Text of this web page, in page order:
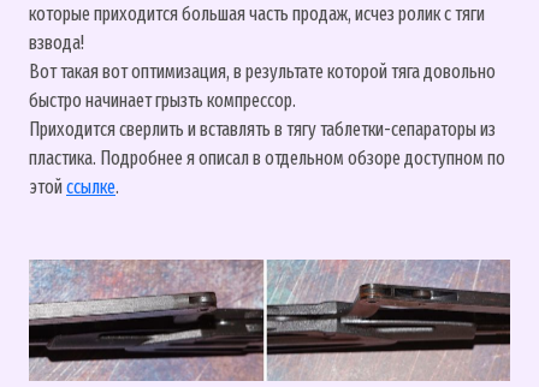
которые приходится большая часть продаж, исчез ролик с тяги
взвода!
Вот такая вот оптимизация, в результате которой тяга довольно
быстро начинает грызть компрессор.
Приходится сверлить и вставлять в тягу таблетки-сепараторы из
пластика. Подробнее я описал в отдельном обзоре доступном по
этойссылке.